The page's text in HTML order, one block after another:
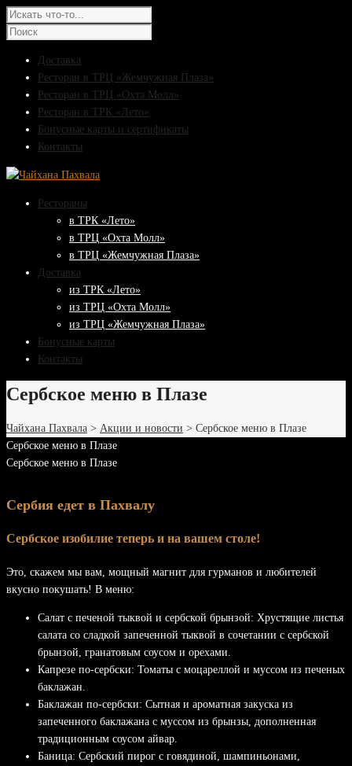
Доставка
Ресторан в ТРЦ «Жемчужная Плаза»
Ресторан в ТРЦ «Охта Молл»
Ресторан в ТРК «Лето»
Бонусные карты и сертификаты
Контакты
Рестораны
в ТРК «Лето»
в ТРЦ «Охта Молл»
в ТРЦ «Жемчужная Плаза»
Доставка
из ТРК «Лето»
из ТРЦ «Охта Молл»
из ТРЦ «Жемчужная Плаза»
Бонусные карты
Контакты
Сербское меню в Плазе
Чайхана Пахвала > Акции и новости > Сербское меню в Плазе
Сербское меню в Плазе
Сербское меню в Плазе
Сербия едет в Пахвалу
Сербское изобилие теперь и на вашем столе!
Это, скажем мы вам, мощный магнит для гурманов и любителей
вкусно покушать! В меню:
Салат с печеной тыквой и сербской брынзой: Хрустящие листья
салата со сладкой запеченной тыквой в сочетании с сербской
брынзой, гранатовым соусом и орехами.
Капрезе по-сербски: Томаты с моцареллой и муссом из печеных
баклажан.
Баклажан по-сербски: Сытная и ароматная закуска из
запеченного баклажана с муссом из брынзы, дополненная
традиционным соусом айвар.
Баница: Сербский пирог с говядиной, шампиньонами,